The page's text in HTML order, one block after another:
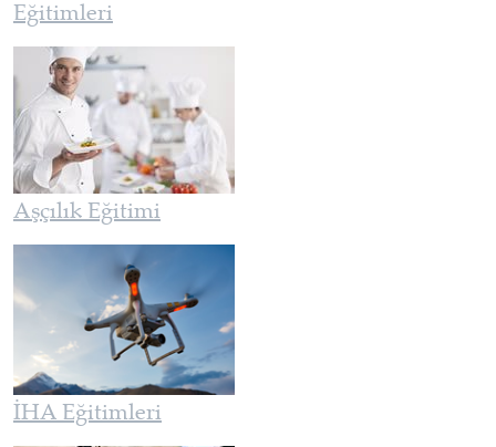
Eğitimleri
Aşçılık Eğitimi
İHA Eğitimleri